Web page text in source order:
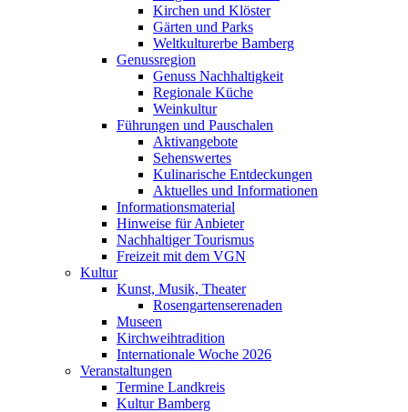
Kirchen und Klöster
Gärten und Parks
Weltkulturerbe Bamberg
Genussregion
Genuss Nachhaltigkeit
Regionale Küche
Weinkultur
Führungen und Pauschalen
Aktivangebote
Sehenswertes
Kulinarische Entdeckungen
Aktuelles und Informationen
Informationsmaterial
Hinweise für Anbieter
Nachhaltiger Tourismus
Freizeit mit dem VGN
Kultur
Kunst, Musik, Theater
Rosengartenserenaden
Museen
Kirchweihtradition
Internationale Woche 2026
Veranstaltungen
Termine Landkreis
Kultur Bamberg